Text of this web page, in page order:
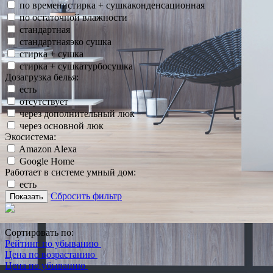
по временистирка + сушкаконденсационная
по остаточной влажности
стандартная
стандартнаяэко сушка
стирка + сушка
стирка + сушкатурбосушка
Дозагрузка белья:
есть
отсутствует
через дополнительный люк
через основной люк
Экосистема:
Amazon Alexa
Google Home
Работает в системе умный дом:
есть
Показать Сбросить фильтр
Сортировать по:
Рейтинг по убыванию
Цена по возрастанию
Цена по убыванию